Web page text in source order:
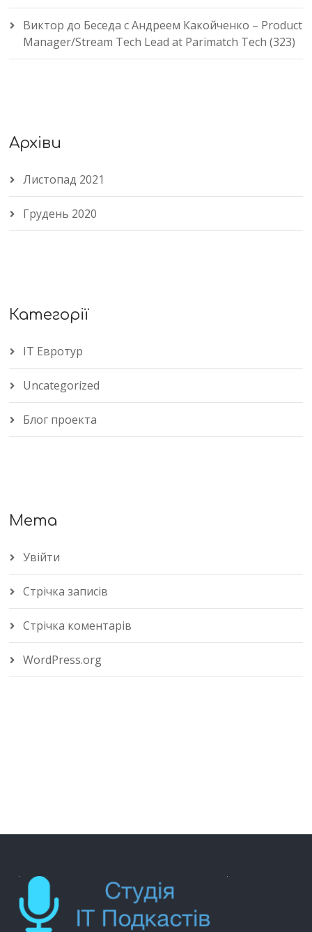
Виктор до Беседа с Андреем Какойченко – Product
Manager/Stream Tech Lead at Parimatch Tech (323)
Архіви
Листопад 2021
Грудень 2020
Категорії
IT Евротур
Uncategorized
Блог проекта
Мета
Увійти
Стрічка записів
Стрічка коментарів
WordPress.org